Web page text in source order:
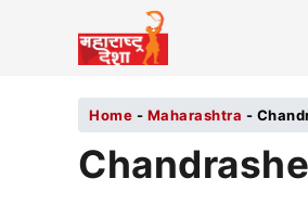
Home - Maharashtra -